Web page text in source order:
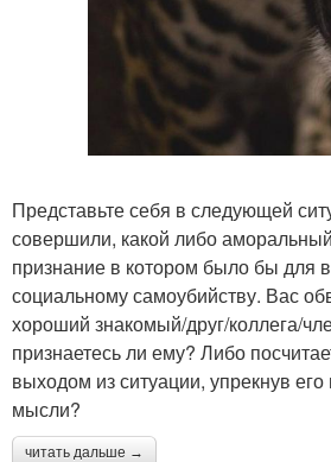
Представьте себя в следующей
совершили, какой либо
признание в котором было бы для
социальному самоубийству. Вас
хороший знакомый/друг/коллега/
признаетесь ли ему? Либо
выходом из ситуации, упрекнув
мысли?
читать дальше →